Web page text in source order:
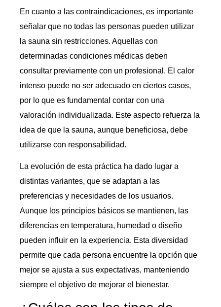
En cuanto a las contraindicaciones, es importante
señalar que no todas las personas pueden utilizar
la sauna sin restricciones. Aquellas con
determinadas condiciones médicas deben
consultar previamente con un profesional. El calor
intenso puede no ser adecuado en ciertos casos,
por lo que es fundamental contar con una
valoración individualizada. Este aspecto refuerza la
idea de que la sauna, aunque beneficiosa, debe
utilizarse con responsabilidad.
La evolución de esta práctica ha dado lugar a
distintas variantes, que se adaptan a las
preferencias y necesidades de los usuarios.
Aunque los principios básicos se mantienen, las
diferencias en temperatura, humedad o diseño
pueden influir en la experiencia. Esta diversidad
permite que cada persona encuentre la opción que
mejor se ajusta a sus expectativas, manteniendo
siempre el objetivo de mejorar el bienestar.